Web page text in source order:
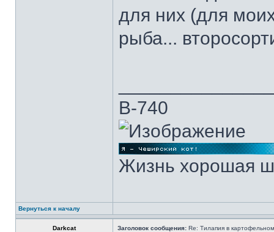
для них (для
рыба...
В-740
Жизнь хорошая
Вернуться к началу
Darkcat Заголовок сообщения: Re: Тилапия в